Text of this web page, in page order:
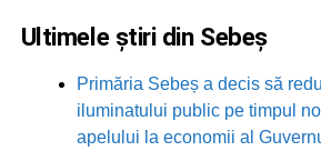
Ultimele știri din Sebeș
Primăria Sebeș a decis să
iluminatului public pe timpul
apelului la economii al